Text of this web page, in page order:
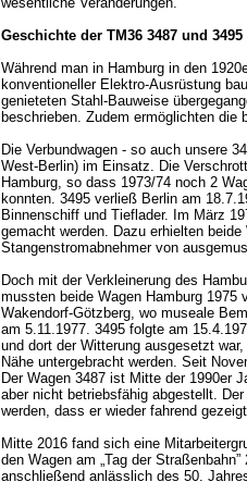
Geschichte der TM36 3487 und 3495
Während man in Hamburg in den
konventioneller Elektro-Ausrüstung
genieteten Stahl-Bauweise
beschrieben. Zudem ermöglichten die
Die Verbundwagen - so auch unsere
West-Berlin) im Einsatz. Die
Hamburg, so dass 1973/74 noch 2
konnten. 3495 verließ Berlin am
Binnenschiff und Tieflader. Im März
gemacht werden. Dazu erhielten
Stangenstromabnehmer von
Doch mit der Verkleinerung des
mussten beide Wagen Hamburg
Wakendorf-Götzberg, wo museale
am 5.11.1977. 3495 folgte am
und dort der Witterung ausgesetzt
Nähe untergebracht werden. Seit
Der Wagen 3487 ist Mitte der 1990er
aber nicht betriebsfähig abgestellt.
werden, dass er wieder fahrend
Mitte 2016 fand sich eine
den Wagen am „Tag der
anschließend anlässlich des 50.